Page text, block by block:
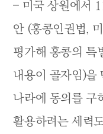
– 미국 상원에서
안 (홍콩인권법,
평가해 홍콩의 특
내용이 골자임)을
나라에 동의를 구
활용하려는 세력